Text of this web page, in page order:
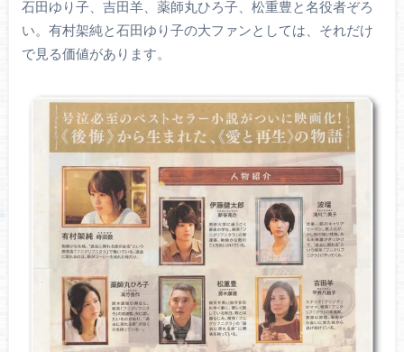
石田ゆり子、吉田羊、薬師丸ひろ子、松重豊と名役者ぞろ
い。有村架純と石田ゆり子の大ファンとしては、それだけ
で見る価値があります。